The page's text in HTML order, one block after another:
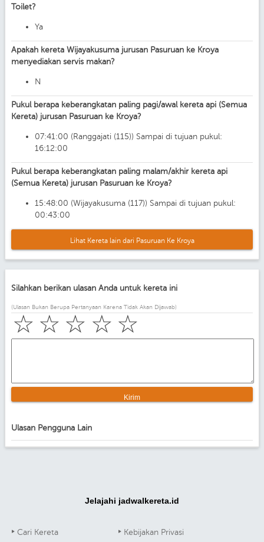
Toilet?
Ya
Apakah kereta Wijayakusuma jurusan Pasuruan ke Kroya
menyediakan servis makan?
N
Pukul berapa keberangkatan paling pagi/awal kereta api (Semua
Kereta) jurusan Pasuruan ke Kroya?
07:41:00 (Ranggajati (115)) Sampai di tujuan pukul:
16:12:00
Pukul berapa keberangkatan paling malam/akhir kereta api
(Semua Kereta) jurusan Pasuruan ke Kroya?
15:48:00 (Wijayakusuma (117)) Sampai di tujuan pukul:
00:43:00
Lihat Kereta lain dari Pasuruan Ke Kroya
Silahkan berikan ulasan Anda untuk kereta ini
(Ulasan Bukan Berupa Pertanyaan Karena Tidak Akan Dijawab)
☆
☆
☆
☆
☆
Ulasan Pengguna Lain
Jelajahi jadwalkereta.id
Cari Kereta Kebijakan Privasi